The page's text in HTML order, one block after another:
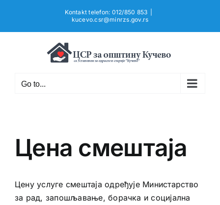
content
Kontakt telefon: 012/850 853
kucevo.csr@minrzs.gov.rs
Go to...
Цена смештаја
Цену услуге смештаја одређује Министарство
за рад, запошљавање, борачка и социјална